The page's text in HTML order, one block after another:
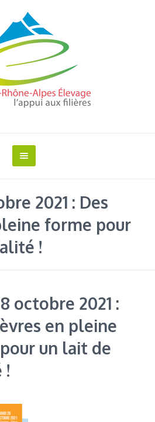
2021 : Des
forme pour
!
octobre 2021 :
en pleine
un lait de
!